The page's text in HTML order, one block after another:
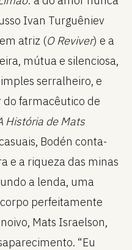
Ivan Turguêniev
atriz (O Reviver) e a
mútua e silenciosa,
serralheiro, e
farmacêutico de
História de Mats
Bodén conta-
e a riqueza das minas
a lenda, uma
perfeitamente
Mats Israelson,
“Eu